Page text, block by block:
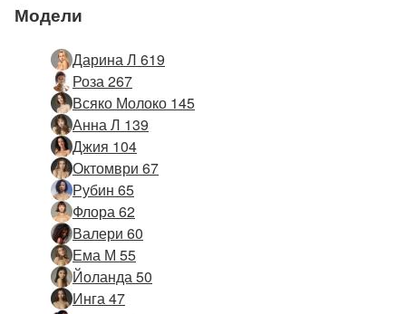
Модели
Дарина Л 619
Роза 267
Всяко Молоко 145
Анна Л 139
Джия 104
Октомври 67
Рубин 65
Флора 62
Валери 60
Ема М 55
Йоланда 50
Инга 47